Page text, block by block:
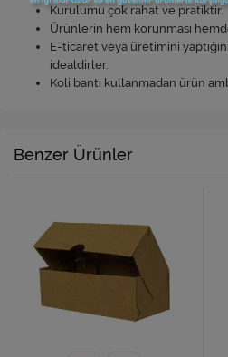
Kurulumu çok rahat ve pratiktir.
Ürünlerin hem korunması
E-ticaret veya üretimini
idealdirler.
Koli bantı kullanmadan ürün
Benzer Ürünler